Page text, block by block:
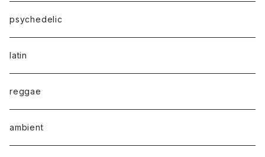
psychedelic
latin
reggae
ambient